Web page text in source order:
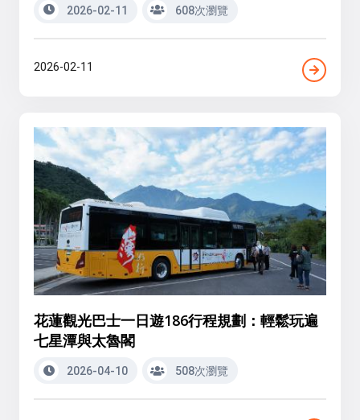
2026-02-11 608次瀏覽
2026-02-11
花蓮觀光巴士一日遊186行程規劃：輕鬆玩遍
七星潭與太魯閣
2026-04-10 508次瀏覽